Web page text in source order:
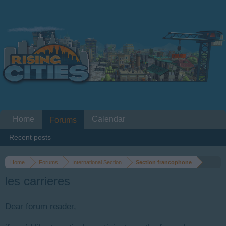
Home Forums International Section Section francophone
les carrieres
Dear forum reader,
Home Forums
Recent posts
Calendar